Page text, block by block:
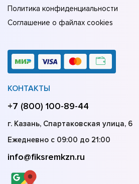
Политика конфиденциальности
Соглашение о файлах cookies
КОНТАКТЫ
+7 (800) 100-89-44
г. Казань, Спартаковская улица, 6
Ежедневно с 09:00 до 21:00
info@fiksremkzn.ru